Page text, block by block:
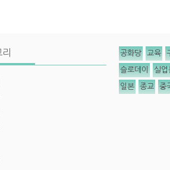
공화당 교육
슬로데이 실업
일본 종교 중